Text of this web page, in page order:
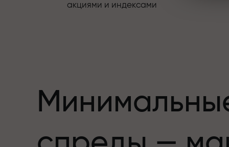
акциями и индексами
предложениями
Лопрайс привносит элементы драйва